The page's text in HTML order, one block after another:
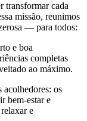
transformar cada
missão, reunimos
— para todos:
e boa
completas
ao máximo.
acolhedores: os
bem-estar e
e